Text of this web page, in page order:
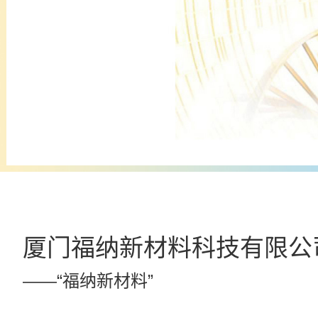
厦门福纳新材料科技有限公
——“福纳新材料”